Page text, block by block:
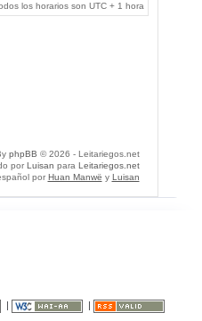
los horarios son UTC + 1 hora
phpBB © 2026 - Leitariegos.net
por Luisan para Leitariegos.net
por Huan Manwë y Luisan